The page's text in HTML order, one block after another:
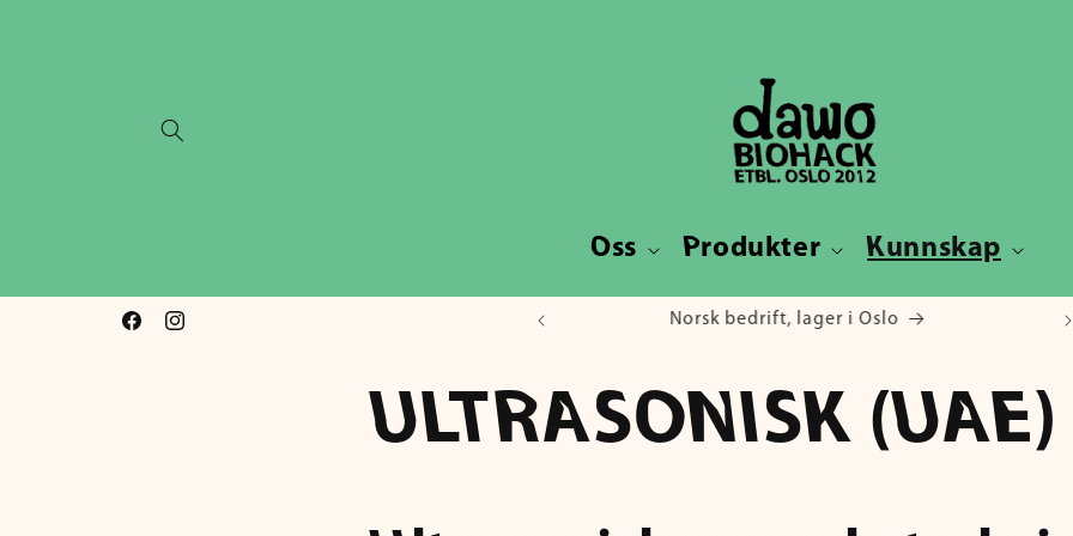
Oss Produkter Kunnskap
FacebookInstagram
Norsk bedrift, lager i Oslo Sopp siden 2012
ULTRASONISK (UAE)